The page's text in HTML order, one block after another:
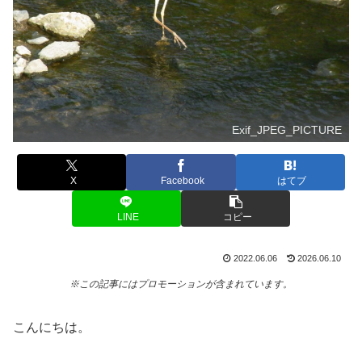
Exif_JPEG_PICTURE
X Facebook はてブ
LINE コピー
2022.06.06 2026.06.10
※この記事にはプロモーションが含まれています。
こんにちは。